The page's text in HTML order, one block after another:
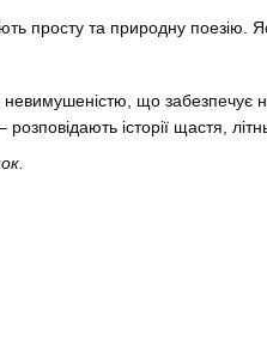
просту та природну поезію.
що забезпечує
історії щастя,